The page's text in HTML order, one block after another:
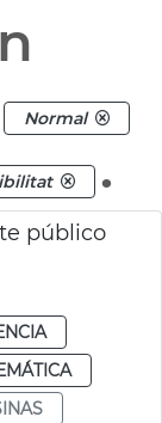
Normal
.
público